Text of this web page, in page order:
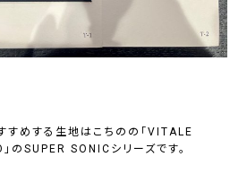
すめする生地はこちのの「VITALE
のSUPER SONICシリーズです。